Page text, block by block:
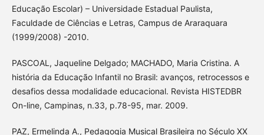
Educação Escolar) – Universidade Estadual Paulista,
Faculdade de Ciências e Letras, Campus de Araraquara
(1999/2008) -2010.
PASCOAL, Jaqueline Delgado; MACHADO, Maria Cristina. A
história da Educação Infantil no Brasil: avanços, retrocessos e
desafios dessa modalidade educacional. Revista HISTEDBR
On-line, Campinas, n.33, p.78-95, mar. 2009.
PAZ, Ermelinda A., Pedagogia Musical Brasileira no Século XX